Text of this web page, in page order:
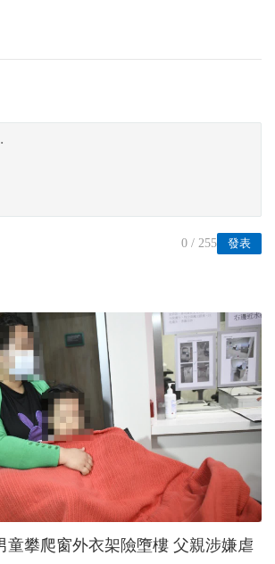
發表
0 / 255
童攀爬窗外衣架險墮樓 父親涉嫌虐